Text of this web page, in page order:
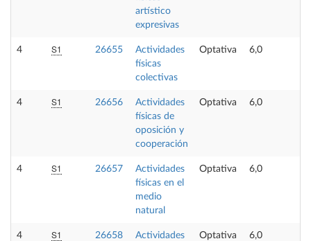
artístico
expresivas
4 S1 26655
Actividades
físicas
colectivas
Optativa 6,0
4 S1 26656
Actividades
físicas de
oposición y
cooperación
Optativa 6,0
4 S1 26657
Actividades
físicas en el
medio
natural
Optativa 6,0
4 S1 26658
Actividades
Optativa 6,0